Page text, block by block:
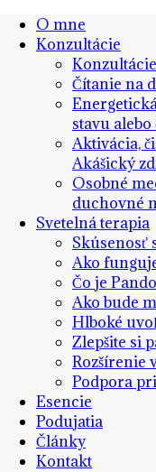
O mne
Konzultácie
Čítanie na
stavu
Aktivácia,
Akášický
Osobné
duchovné
Svetelná terapia
Skúsenosť
Ako
Čo je
Ako bude
Hlboké
Zlepšite si
Rozšírenie
Podpora
Esencie
Podujatia
Články
Kontakt